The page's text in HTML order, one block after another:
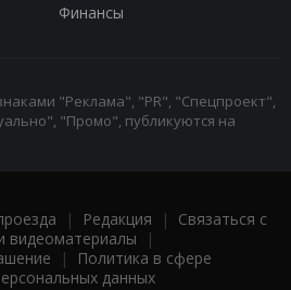
Финансы
"Реклама", "PR", "Спецпроект",
"Промо", публикуются на
| Редакция | Связаться с
видеоматериалы |
|
Политика в сфере
данных